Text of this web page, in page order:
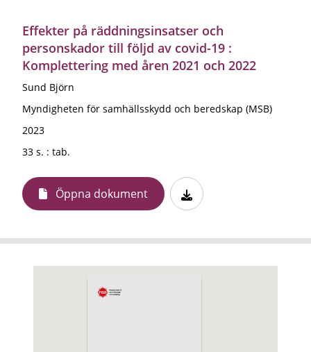
Effekter på räddningsinsatser och
personskador till följd av covid-19 :
Komplettering med åren 2021 och 2022
Sund Björn
Myndigheten för samhällsskydd och beredskap (MSB)
2023
33 s. : tab.
Öppna dokument